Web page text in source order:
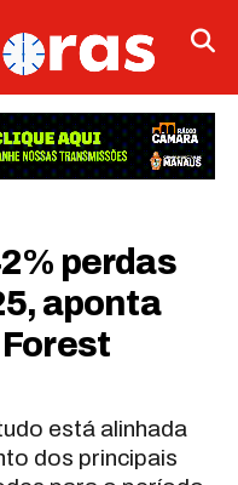
perdas
aponta
está alinhada
dos principais